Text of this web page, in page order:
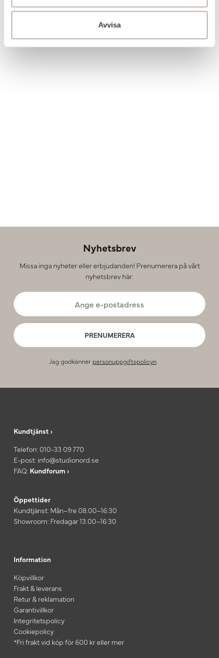
Avvisa
Nyhetsbrev
Missa inga nyheter eller erbjudanden! Prenumerera på vårt
nyhetsbrev här:
PRENUMERERA
Jag godkänner personuppgiftspolicyn.
Kundtjänst ›
Telefon: 010-33 09 770
E-post: info@studionord.se
FAQ: Kundforum ›
Öppettider
Kundtjänst: Mån–fre 08.00–16:30
Showroom: Fredagar 13.00–16:30
Information
Köpvillkor
Frakt & leverans
Retur & reklamation
Garantivillkor
Integritetspolicy
Cookiepolicy
*Fri frakt vid köp för 600 kr eller mer